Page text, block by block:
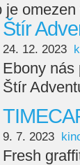
je omezen
Štír
24. 12. 2023
Ebony nás
Štír
9. 7. 2023
Fresh